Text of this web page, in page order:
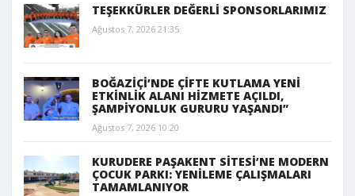
TEŞEKKÜRLER DEĞERLİ SPONSORLARIMIZ
Ağustos 7, 2026 21:35
BOĞAZİÇİ’NDE ÇİFTE KUTLAMA YENİ
ETKİNLİK ALANI HİZMETE AÇILDI,
ŞAMPİYONLUK GURURU YAŞANDI”
Ağustos 7, 2026 10:20
KURUDERE PAŞAKENT SİTESİ’NE MODERN
ÇOCUK PARKI: YENİLEME ÇALIŞMALARI
TAMAMLANIYOR